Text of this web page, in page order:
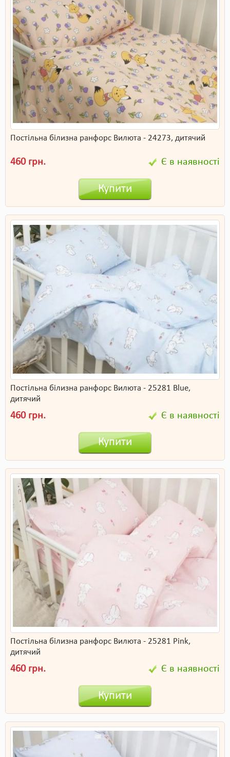
Постільна білизна ранфорс Вилюта - 24273, дитячий
460 грн. Є в наявності
Купити
Постільна білизна ранфорс Вилюта - 25281 Blue,
дитячий
460 грн. Є в наявності
Купити
Постільна білизна ранфорс Вилюта - 25281 Pink,
дитячий
460 грн. Є в наявності
Купити